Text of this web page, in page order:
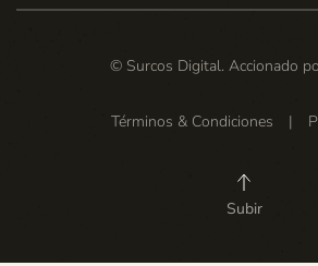
© Surcos Digital. Accionado
Términos & Condiciones |
Subir